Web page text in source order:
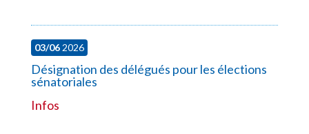
03/062026
Désignation des délégués pour les élections
sénatoriales
Infos